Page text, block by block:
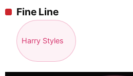
Fine Line
Harry Styles